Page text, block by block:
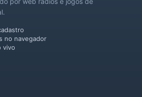
no navegador
vivo